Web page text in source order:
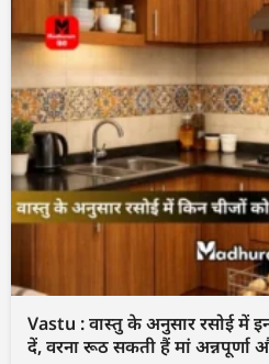
Vastu : वास्तु के अनुसार रसोई में
दें, वरना रूठ सकती हैं मां अन्नपूर्णा